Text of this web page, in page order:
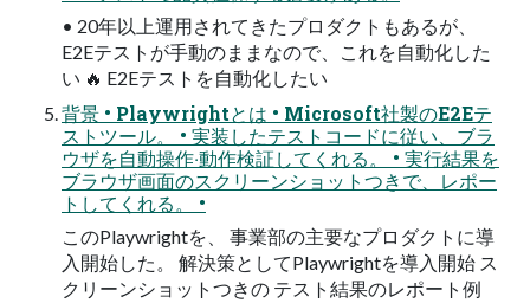
• 20年以上運⽤されてきたプロダクトもあるが、
E2Eテストが⼿動のままなので、これを⾃動化した
い 🔥 E2Eテストを⾃動化したい
背景 • Playwrightとは • Microsoft社製のE2Eテ
ストツール。 • 実装したテストコードに従い、ブラ
ウザを⾃動操作‧動作検証してくれる。 • 実⾏結果を
ブラウザ画⾯のスクリーンショットつきで、レポー
トしてくれる。 •
このPlaywrightを、 事業部の主要なプロダクトに導
⼊開始した。 解決策としてPlaywrightを導⼊開始 ス
クリーンショットつきの テスト結果のレポート例